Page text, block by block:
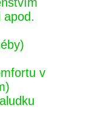
apod.
v